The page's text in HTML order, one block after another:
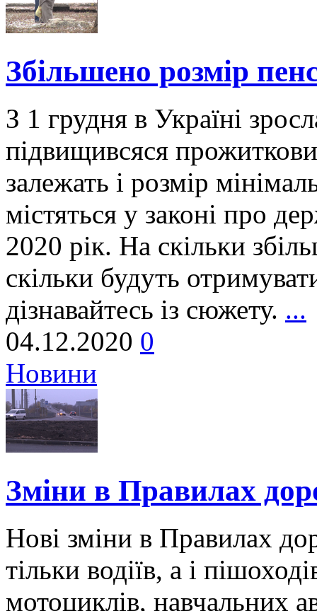
Збільшено розмір
З 1 грудня в Україні
підвищивсяся
залежать і розмір
містяться у законі про
2020 рік. На скільки
скільки будуть
дізнавайтесь із сюжету. ...
04.12.2020 0
Новини
Зміни в Правилах
Нові зміни в Правилах
тільки водіїв, а і
мотоциклів, навчальних